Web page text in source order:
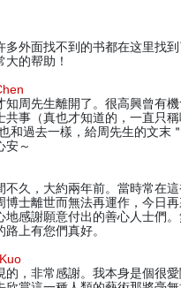
多外面找不到的书都在这里找
的帮助！
知周先生離開了。很高興曾有
共事（真也才知道的，一直只
和過去一樣，給周先生的文末
安～
不久，大約兩年前。當時常在
博士離世而無法再運作，今日
地感謝願意付出的善心人士們
上有您們真好。
的，非常感謝。我本身是個很愛